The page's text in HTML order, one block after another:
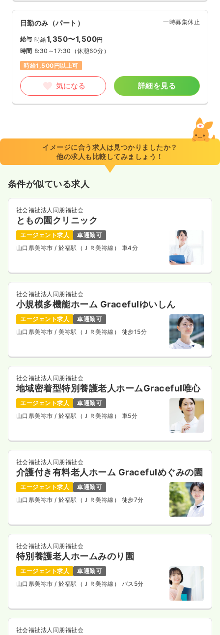
日勤のみ（パート） 一時募集休止
給与 時給1,350〜1,500円
時間 8:30～17:30 （休憩60分）
時給1,500円以上可
気になる 詳細を見る
イメージに合う求人は見つかりましたか？
他の求人も比較してみましょう！
条件が似ている求人
社会福祉法人同朋福祉会
ともの園クリニック
エージェント求人
車通勤可
山口県美祢市/ 於福駅（ＪＲ美祢線） 車4分
社会福祉法人同朋福祉会
小規模多機能ホーム Gracefulゆいしん
エージェント求人
車通勤可
山口県美祢市/ 美祢駅（ＪＲ美祢線） 徒歩15分
社会福祉法人同朋福祉会
地域密着型特別養護老人ホームGraceful唯心
エージェント求人
車通勤可
山口県美祢市/ 於福駅（ＪＲ美祢線） 車5分
社会福祉法人同朋福祉会
介護付き有料老人ホーム Gracefulめぐみの園
エージェント求人
車通勤可
山口県美祢市/ 於福駅（ＪＲ美祢線） 徒歩7分
社会福祉法人同朋福祉会
特別養護老人ホームみのり園
エージェント求人
車通勤可
山口県美祢市/ 於福駅（ＪＲ美祢線） バス5分
社会福祉法人同朋福祉会